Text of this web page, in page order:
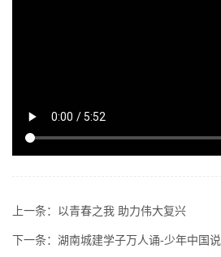
上一条： 以青春之我 助力伟大复兴
下一条： 湖南城建学子万人诵-少年中国说